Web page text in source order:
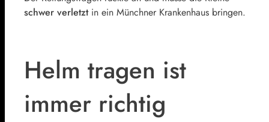
schwer verletztin ein Münchner Krankenhaus bringen.
Helm tragen ist
immer richtig